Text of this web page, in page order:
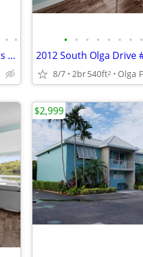
• •
🌴 Move to Key West – Beautiful Apartments Available Now!
• • • • • • • •
2012 South Olga Drive
8/7 2br540ft2 Olga
$2,999